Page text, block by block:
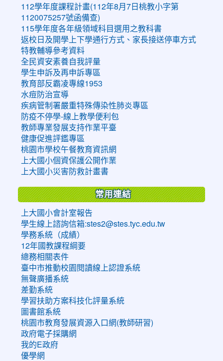
112學年度課程計畫(112年8月7日桃教小字第
1120075257號函備查)
115學年度各年級領域科目選用之教科書
返校日及開學上下學通行方式、家長接送停車方式
特教輔導參考資料
全民資安素養自我評量
學生申訴及再申訴專區
教育部反霸凌專線1953
水痘防治宣導
疾病管制署嚴重特殊傳染性肺炎專區
防疫不停學-線上教學便利包
教師專業發展支持作業平臺
健康促進評鑑專區
桃園市學校午餐教育資訊網
上大國小個資保護公開作業
上大國小災害防救計畫書
常用連結
上大國小會計室報告
學生線上諮詢信箱:stes2@stes.tyc.edu.tw
學務系統（成績）
12年國教課程綱要
總務相關表件
臺中市推動校園閱讀線上認證系統
無聲廣播系統
差勤系統
學習扶助方案科技化評量系統
圖書館系統
桃園市教育發展資源入口網(教師研習)
政府電子採購網
我的E政府
優學網